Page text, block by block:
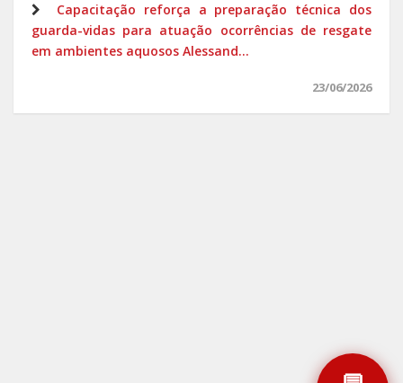
Capacitação reforça a preparação técnica dos
guarda-vidas para atuação ocorrências de resgate
em ambientes aquosos Alessand...
23/06/2026